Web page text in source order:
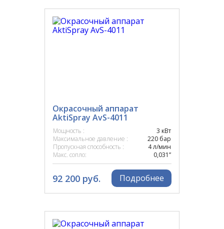
Окрасочный аппарат
AktiSpray AvS-4011
Мощность :
3 кВт
Максимальное давление :
220 бар
Пропускная способность :
4 л/мин
Макс. сопло:
0,031”
92 200 руб. Подробнее